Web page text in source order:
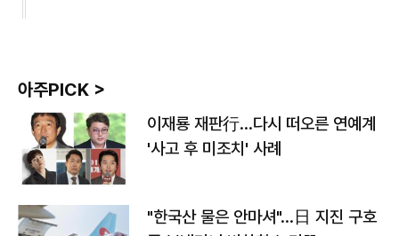
아주PICK >
이재룡 재판行…다시 떠오른 연예계
'사고 후 미조치' 사례
"한국산 물은 안마셔"…日 지진 구호